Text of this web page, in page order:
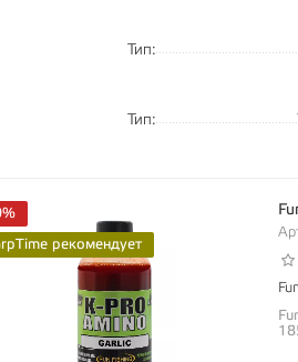
Тип:
Тип:
рекомендует